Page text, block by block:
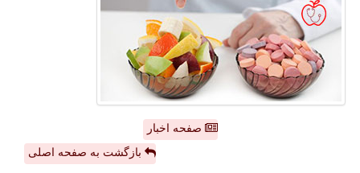
صفحه اخبار
بازگشت به صفحه اصلی